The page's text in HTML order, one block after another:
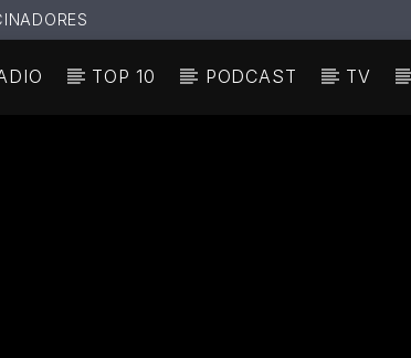
TOP 10 PODCAST TV